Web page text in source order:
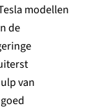
modellen
de
van